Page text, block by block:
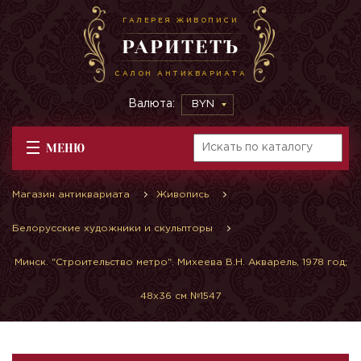
ГАЛЕРЕЯ ЖИВОПИСИ
РАРИТЕТЪ
САЛОН АНТИКВАРИАТА
Валюта: BYN
МЕНЮ
Магазин антиквариата Живопись
Белорусские художники и скульпторы
Минск. "Строительство метро". Михеева В.Н. Акварель, 1978 год;
48х36 см №1547